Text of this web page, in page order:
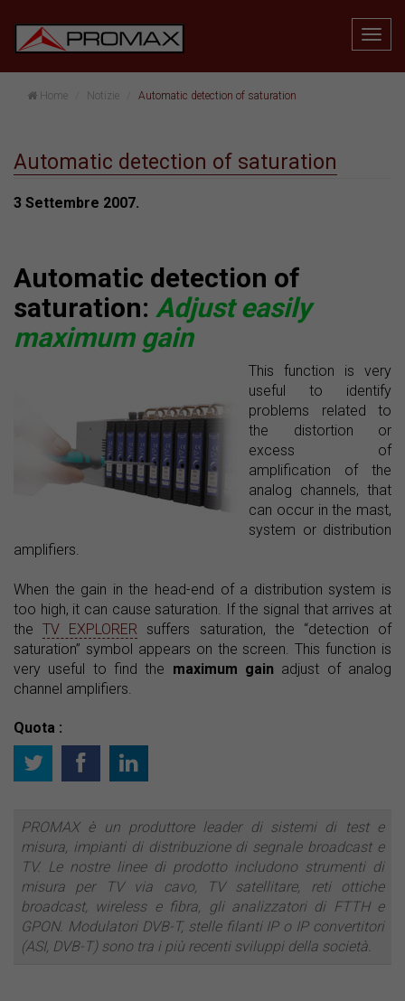
Home Notizie Automatic detection of saturation
Automatic detection of saturation
3 Settembre 2007.
Automatic detection of
saturation: Adjust easily
maximum gain
This function is very
useful to identify
problems related to
the distortion or
excess of
amplification of the
analog channels, that
can occur in the mast,
system or distribution
amplifiers.
When the gain in the head-end of a distribution system is
too high, it can cause saturation. If the signal that arrives at
theTV EXPLORER suffers saturation, the “detection of
saturation” symbol appears on the screen. This function is
very useful to find the maximum gain adjust of analog
channel amplifiers.
Quota :
PROMAX è un produttore leader di sistemi di test e
misura, impianti di distribuzione di segnale broadcast e
TV. Le nostre linee di prodotto includono strumenti di
misura per TV via cavo, TV satellitare, reti ottiche
broadcast, wireless e fibra, gli analizzatori di FTTH e
GPON. Modulatori DVB-T, stelle filanti IP o IP convertitori
(ASI, DVB-T) sono tra i più recenti sviluppi della società.